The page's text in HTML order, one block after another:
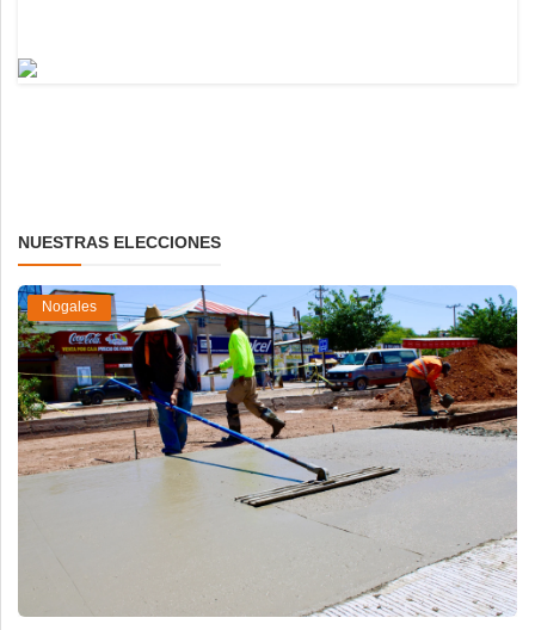
NUESTRAS ELECCIONES
Nogales